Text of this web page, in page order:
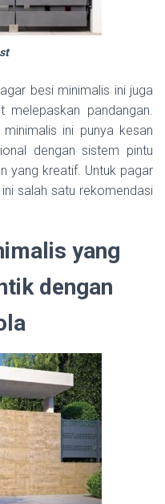
besi minimalis ini juga
melepaskan pandangan.
ini punya kesan
dengan sistem pintu
yang kreatif. Untuk pagar
salah satu rekomendasi
yang
dengan